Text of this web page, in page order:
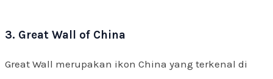
3. Great Wall of China
Great Wall merupakan ikon China yang terkenal di